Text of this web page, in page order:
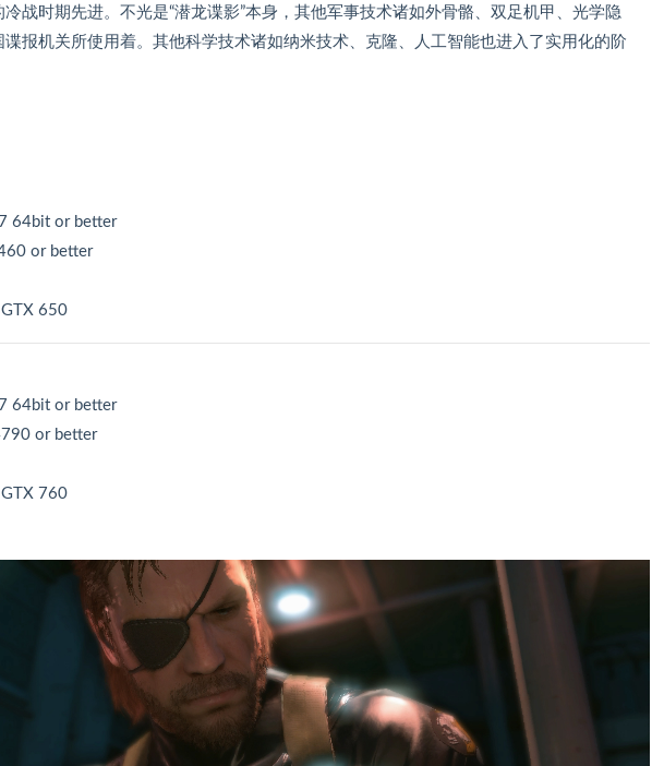
战时期先进。不光是“潜龙谍影”本身，其他军事技术诸如外骨骼、双足机甲、光学隐
报机关所使用着。其他科学技术诸如纳米技术、克隆、人工智能也进入了实用化的阶
64bit or better
or better
650
64bit or better
or better
760